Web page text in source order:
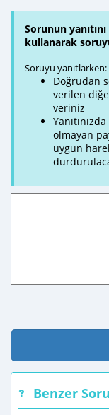
Sorunun
kullanarak
Soruyu yanıtlarken:
Doğrudan
verilen
veriniz
olmayan
uygun
Benzer